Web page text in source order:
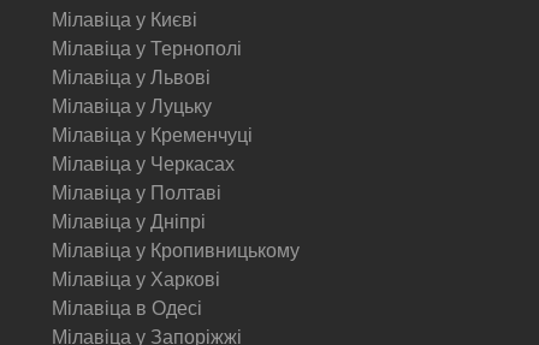
Мілавіца у Києві
Мілавіца у Тернополі
Мілавіца у Львові
Мілавіца у Луцьку
Мілавіца у Кременчуці
Мілавіца у Черкасах
Мілавіца у Полтаві
Мілавіца у Дніпрі
Мілавіца у Кропивницькому
Мілавіца у Харкові
Мілавіца в Одесі
Мілавіца у Запоріжжі